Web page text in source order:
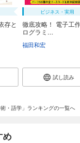
鈴木昇一 西谷源展
存と
ビジネス・実用
徹底攻略！ 電子工
ログラミ...
福田和宏
試し読み
術・語学」ランキングの一覧へ
め